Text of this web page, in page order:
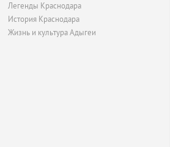
Легенды Краснодара
История Краснодара
Жизнь и культура Адыгеи